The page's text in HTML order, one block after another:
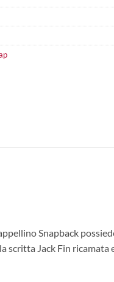
Snapback
scritta Jack Fin ricamata